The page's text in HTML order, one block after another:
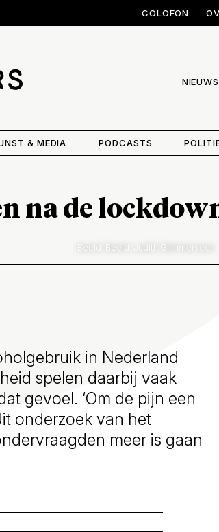
COLOFON
& MEDIA PODCASTS
na de
Beeld: Beeld: Judith Glimmerveen
in Nederland
spelen daarbij vaak
gevoel. ‘Om de pijn een
onderzoek van het
meer is gaan